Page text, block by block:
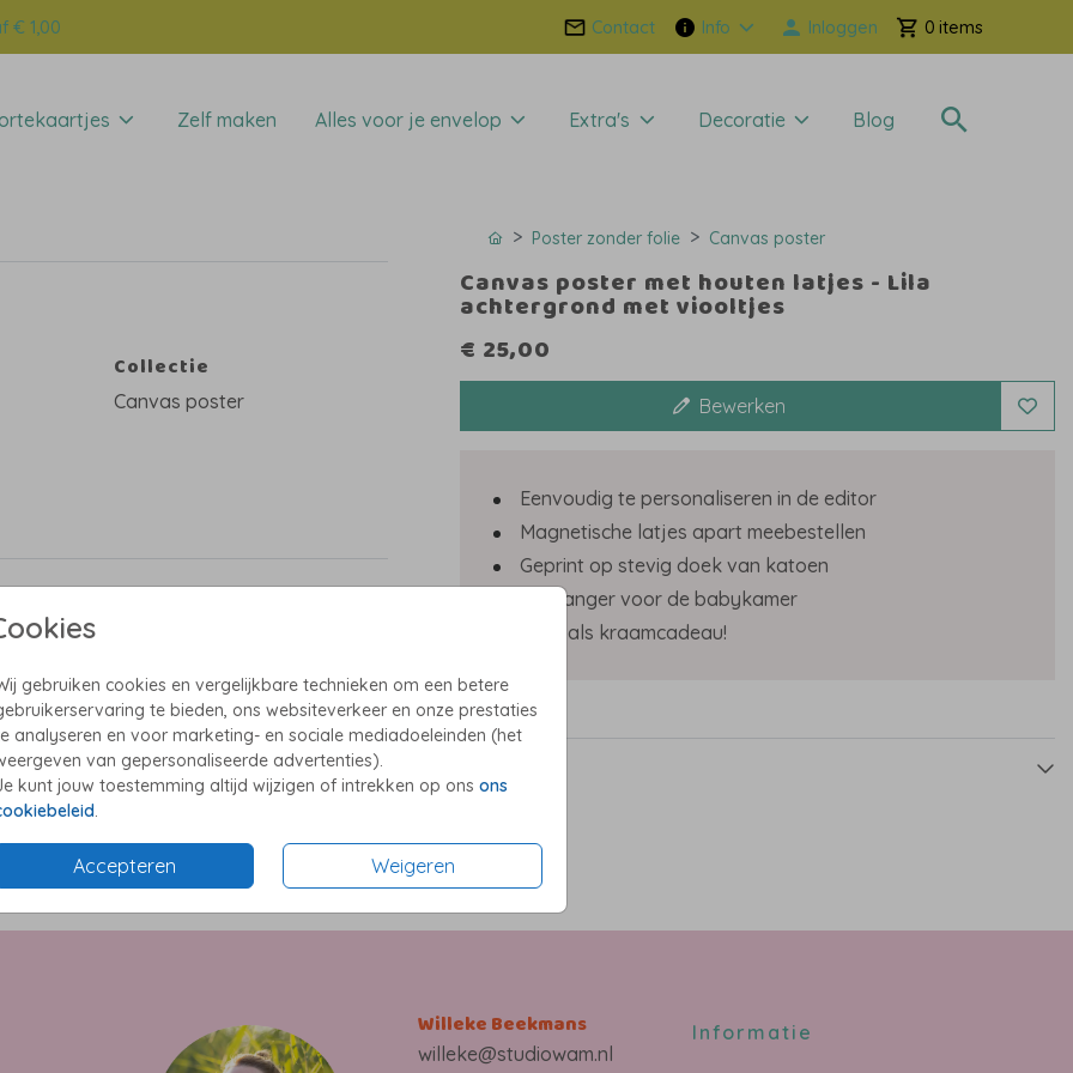
€ 1,00 Contact Info Inloggen 0
Zelf maken Alles voor je envelop Extra's Decoratie Blog
gebruiken cookies en vergelijkbare technieken om een betere
te bieden, ons websiteverkeer en onze prestaties
analyseren en voor marketing- en sociale mediadoeleinden (het
van gepersonaliseerde advertenties).
kunt jouw toestemming altijd wijzigen of intrekken op ons ons
.
Accepteren Weigeren
te
dit
Collectie
Canvas poster
Poster zonder folie Canvas poster
Canvas poster met houten latjes - Lila
achtergrond met viooltjes
€ 25,00
Bewerken
Eenvoudig te personaliseren in de editor
Magnetische latjes apart meebestellen
Geprint op stevig doek van katoen
Blikvanger voor de babykamer
Leuk als kraamcadeau!
Willeke Beekmans
willeke@studiowam.nl
Informatie